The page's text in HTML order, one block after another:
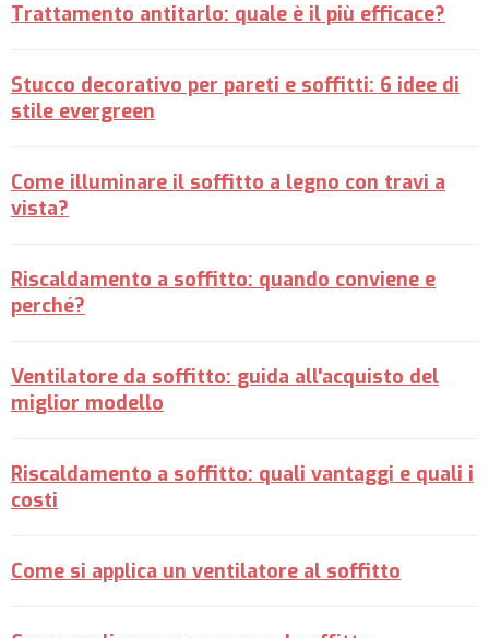
Trattamento antitarlo: quale è il più efficace?
Stucco decorativo per pareti e soffitti: 6 idee di
stile evergreen
Come illuminare il soffitto a legno con travi a
vista?
Riscaldamento a soffitto: quando conviene e
perché?
Ventilatore da soffitto: guida all'acquisto del
miglior modello
Riscaldamento a soffitto: quali vantaggi e quali i
costi
Come si applica un ventilatore al soffitto